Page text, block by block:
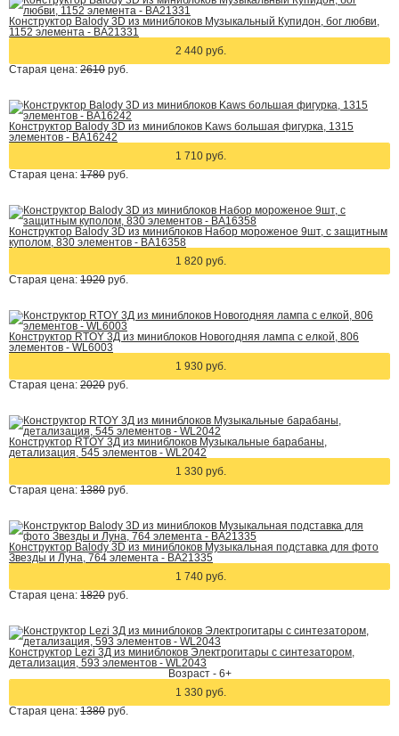
Конструктор Balody 3D из миниблоков Музыкальный Купидон, бог любви,
1152 элемента - BA21331
2 440 руб.
Старая цена: 2610 руб.
Конструктор Balody 3D из миниблоков Kaws большая фигурка, 1315
элементов - BA16242
1 710 руб.
Старая цена: 1780 руб.
Конструктор Balody 3D из миниблоков Набор мороженое 9шт, с защитным
куполом, 830 элементов - BA16358
1 820 руб.
Старая цена: 1920 руб.
Конструктор RTOY 3Д из миниблоков Новогодняя лампа с елкой, 806
элементов - WL6003
1 930 руб.
Старая цена: 2020 руб.
Конструктор RTOY 3Д из миниблоков Музыкальные барабаны,
детализация, 545 элементов - WL2042
1 330 руб.
Старая цена: 1380 руб.
Конструктор Balody 3D из миниблоков Музыкальная подставка для фото
Звезды и Луна, 764 элемента - BA21335
1 740 руб.
Старая цена: 1820 руб.
Конструктор Lezi 3Д из миниблоков Электрогитары с синтезатором,
детализация, 593 элементов - WL2043
Возраст - 6+
1 330 руб.
Старая цена: 1380 руб.